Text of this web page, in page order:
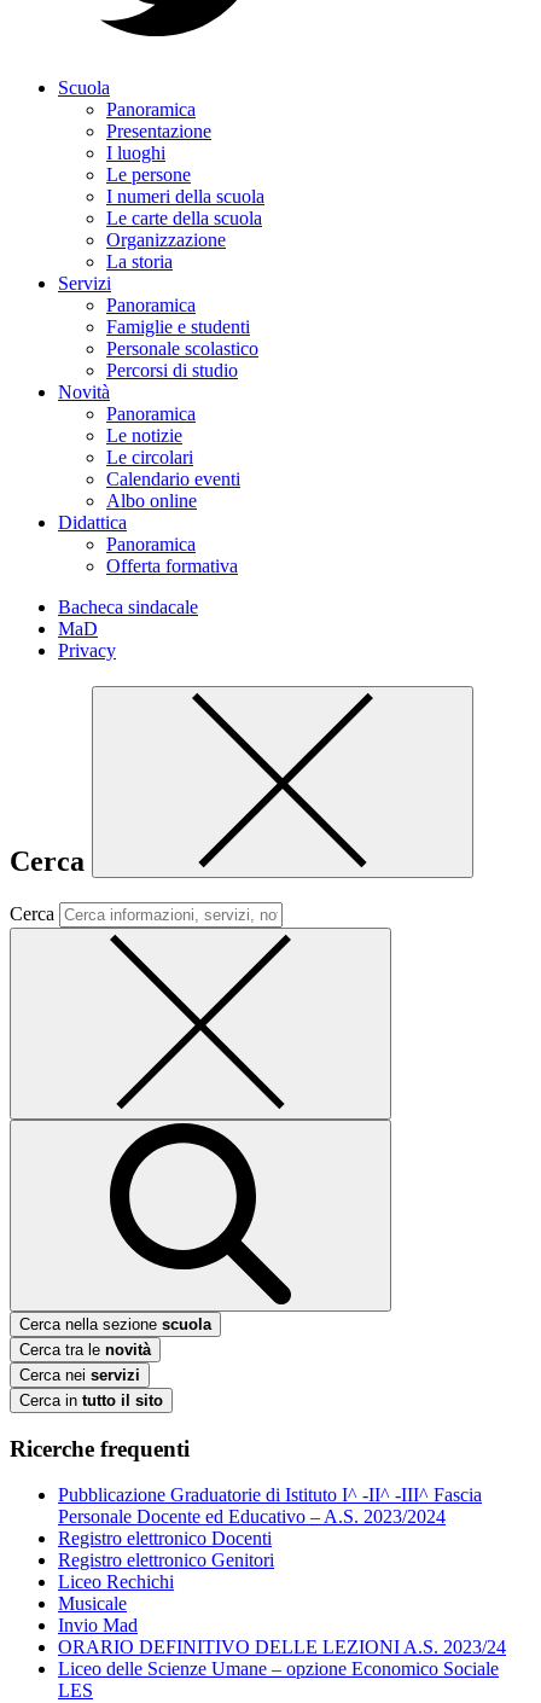
Scuola
Panoramica
Presentazione
I luoghi
Le persone
I numeri della scuola
Le carte della scuola
Organizzazione
La storia
Servizi
Panoramica
Famiglie e studenti
Personale scolastico
Percorsi di studio
Novità
Panoramica
Le notizie
Le circolari
Calendario eventi
Albo online
Didattica
Panoramica
Offerta formativa
Bacheca sindacale
MaD
Privacy
Cerca
Cerca
Cerca nella sezione scuola
Cerca tra le novità
Cerca nei servizi
Cerca in tutto il sito
Ricerche frequenti
Pubblicazione Graduatorie di Istituto I^ -II^ -III^ Fascia
Personale Docente ed Educativo – A.S. 2023/2024
Registro elettronico Docenti
Registro elettronico Genitori
Liceo Rechichi
Musicale
Invio Mad
ORARIO DEFINITIVO DELLE LEZIONI A.S. 2023/24
Liceo delle Scienze Umane – opzione Economico Sociale
LES